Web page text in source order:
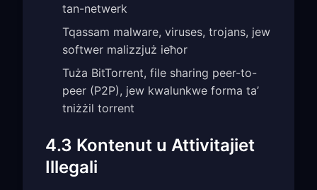
tan-netwerk
Tqassam malware, viruses, trojans, jew
softwer malizzjuż ieħor
Tuża BitTorrent, file sharing peer-to-
peer (P2P), jew kwalunkwe forma ta’
tniżżil torrent
4.3 Kontenut u Attivitajiet
Illegali